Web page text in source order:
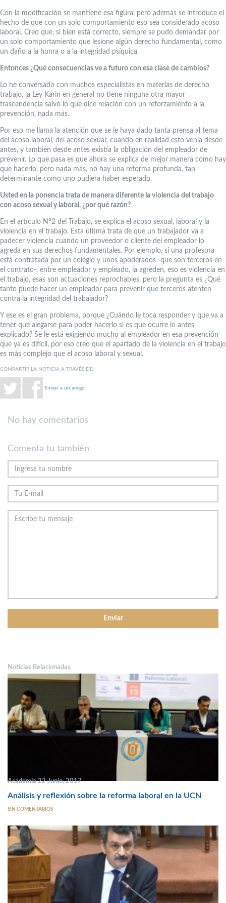
Con la modificación se mantiene esa figura, pero además se introduce el
hecho de que con un solo comportamiento eso sea considerado acoso
laboral. Creo que, si bien está correcto, siempre se pudo demandar por
un solo comportamiento que lesione algún derecho fundamental, como
un daño a la honra o a la integridad psíquica.
Entonces ¿Qué consecuencias ve a futuro con esa clase de cambios?
Lo he conversado con muchos especialistas en materias de derecho
trabajo, la Ley Karin en general no tiene ninguna otra mayor
trascendencia salvó lo que dice relación con un reforzamiento a la
prevención, nada más.
Por eso me llama la atención que se le haya dado tanta prensa al tema
del acoso laboral, del acoso sexual; cuando en realidad esto venia desde
antes, y también desde antes existía la obligación del empleador de
prevenir. Lo que pasa es que ahora se explica de mejor manera como hay
que hacerlo, pero nada más, no hay una reforma profunda, tan
determinante como uno pudiera haber esperado.
Usted en la ponencia trata de manera diferente la violencia del trabajo
con acoso sexual y laboral, ¿por qué razón?
En el artículo N°2 del Trabajo, se explica el acoso sexual, laboral y la
violencia en el trabajo. Esta última trata de que un trabajador va a
padecer violencia cuando un proveedor o cliente del empleador lo
agreda en sus derechos fundamentales. Por ejemplo, si una profesora
está contratada por un colegio y unos apoderados -que son terceros en
el contrato-, entre empleador y empleado, la agreden, eso es violencia en
el trabajo, esas son actuaciones reprochables, pero la pregunta es ¿Qué
tanto puede hacer un empleador para prevenir que terceros atenten
contra la integridad del trabajador?
Y ese es el gran problema, porque ¿Cuándo le toca responder y que va a
tener que alegarse para poder hacerlo si es que ocurre lo antes
explicado? Se le está exigiendo mucho al empleador en esa prevención
que ya es difícil, por eso creo que el apartado de la violencia en el trabajo
es más complejo que el acoso laboral y sexual.
COMPARTIR LA NOTICIA A TRAVÉS DE:
Enviar a un amigo
No hay comentarios
Comenta tu también
Noticias Relacionadas
Academia 22 Junio, 2017
Análisis y reflexión sobre la reforma laboral en la UCN
SIN COMENTARIOS